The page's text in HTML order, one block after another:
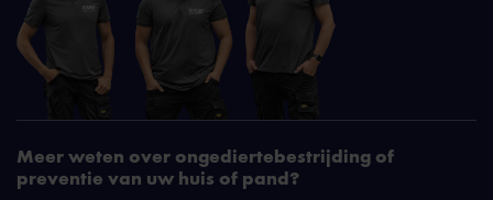
Meer weten over ongediertebestrijding of
preventie van uw huis of pand?